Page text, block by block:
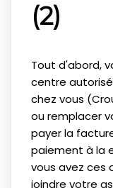
(2)
Tout d'abord,
centre
chez vous
ou remplacer
payer la
paiement à la
vous avez ces
joindre votre